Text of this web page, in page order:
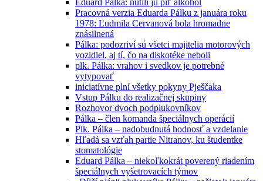
Pracovná verzia Eduarda Pálku z januára roku
1978: Ľudmila Cervanová bola hromadne
znásilnená
Pálka: podozriví sú všetci majitelia motorových
vozidiel, aj tí, čo na diskotéke neboli
plk. Pálka: vrahov i svedkov je potrebné
vytypovať
iniciatívne plní všetky pokyny Pješčaka
Vstup Pálku do realizačnej skupiny
Rozhovor dvoch podplukovníkov
Pálka – člen komanda špeciálnych operácií
Plk. Pálka – nadobudnutá hodnosť a vzdelanie
Hľadá sa vzťah partie Nitranov, ku študentke
stomatológie
Eduard Pálka – niekoľkokrát poverený riadením
špeciálnych vyšetrovacích týmov